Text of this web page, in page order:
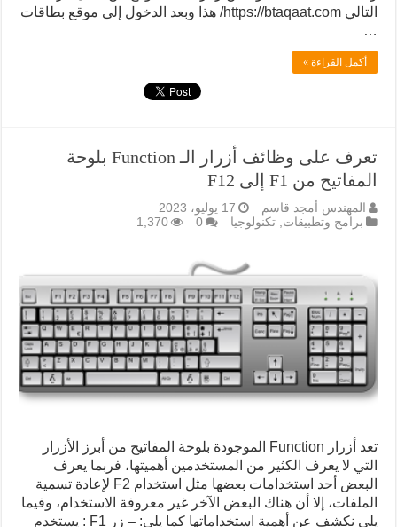
التالي https://btaqaat.com/ هذا وبعد الدخول إلى موقع بطاقات
…
أكمل القراءة »
تعرف على وظائف أزرار الـ Function بلوحة
المفاتيح من F1 إلى F12
المهندس أمجد قاسم
17 يوليو، 2023
برامج وتطبيقات, تكنولوجيا 0
1,370
تعد أزرار Function الموجودة بلوحة المفاتيح من أبرز الأزرار
التي لا يعرف الكثير من المستخدمين أهميتها، فربما يعرف
البعض أحد استخدامات بعضها مثل استخدام F2 لإعادة تسمية
الملفات، إلا أن هناك البعض الآخر غير معروفة الاستخدام، وفيما
يلى نكشف عن أهمية استخداماتها كما يلى: – زر F1 : يستخدم